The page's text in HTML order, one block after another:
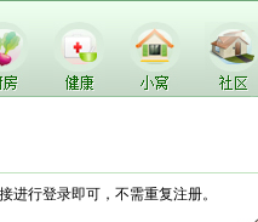
进行登录即可，不需重复注册。